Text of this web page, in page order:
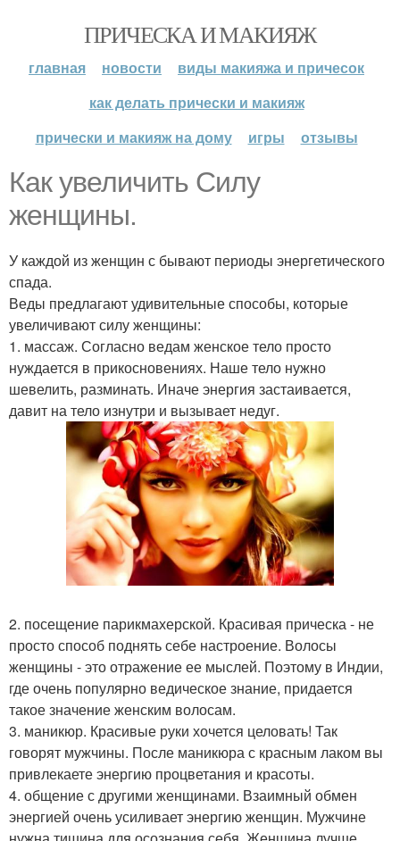
ПРИЧЕСКА И МАКИЯЖ
главная новости
виды макияжа и причесок
как делать прически и макияж
прически и макияж на дому
игры отзывы
Как увеличить Силу
женщины.
У каждой из женщин с бывают периоды энергетического
спада.
Веды предлагают удивительные способы, которые
увеличивают силу женщины:
1. массаж. Согласно ведам женское тело просто
нуждается в прикосновениях. Наше тело нужно
шевелить, разминать. Иначе энергия застаивается,
давит на тело изнутри и вызывает недуг.
2. посещение парикмахерской. Красивая прическа - не
просто способ поднять себе настроение. Волосы
женщины - это отражение ее мыслей. Поэтому в Индии,
где очень популярно ведическое знание, придается
такое значение женским волосам.
3. маникюр. Красивые руки хочется целовать! Так
говорят мужчины. После маникюра с красным лаком вы
привлекаете энергию процветания и красоты.
4. общение с другими женщинами. Взаимный обмен
энергией очень усиливает энергию женщин. Мужчине